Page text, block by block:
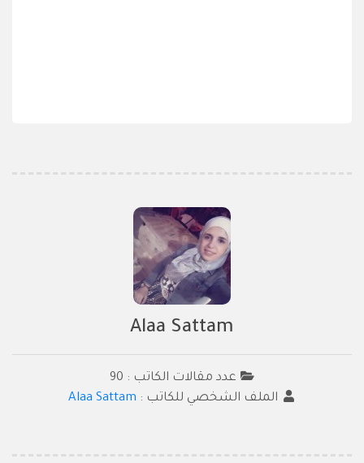
Alaa Sattam
عدد مقالات الكاتب : 90
الملف الشخصي للكاتب : Alaa Sattam